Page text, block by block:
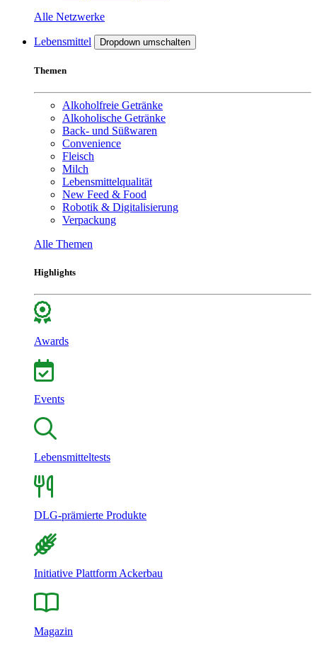
Alle Netzwerke
Lebensmittel Dropdown umschalten
Themen
Alkoholfreie Getränke
Alkoholische Getränke
Back- und Süßwaren
Convenience
Fleisch
Milch
Lebensmittelqualität
New Feed & Food
Robotik & Digitalisierung
Verpackung
Alle Themen
Highlights
Awards
Events
Lebensmitteltests
DLG-prämierte Produkte
Initiative Plattform Ackerbau
Magazin